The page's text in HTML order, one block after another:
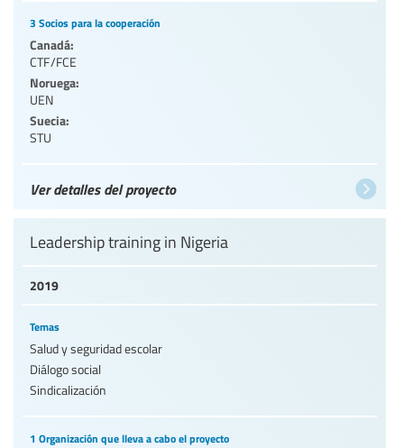
3 Socios para la cooperación
Canadá:
CTF/FCE
Noruega:
UEN
Suecia:
STU
Ver detalles del proyecto
2019
Leadership training in Nigeria
Temas
Salud y seguridad escolar
Diálogo social
Sindicalización
1 Organización que lleva a cabo el proyecto